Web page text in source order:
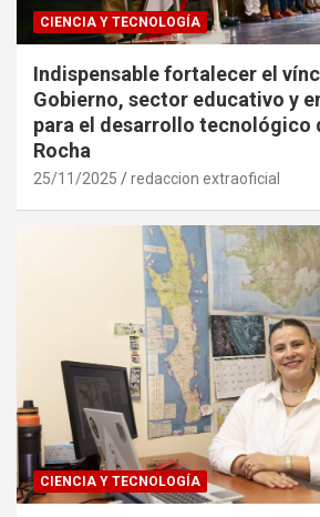
CIENCIA Y TECNOLOGÍA
Indispensable fortalecer el
Gobierno, sector educativo y
para el desarrollo tecnológico
Rocha
25/11/2025 redaccion extraoficial
CIENCIA Y TECNOLOGÍA